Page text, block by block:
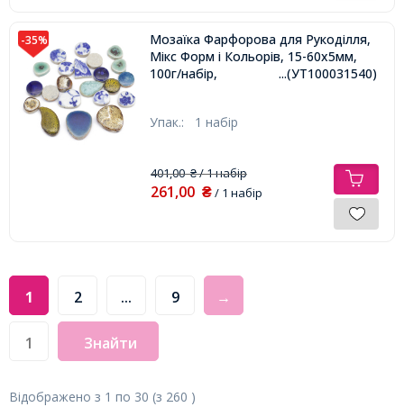
-35%
Мозаїка Фарфорова для Рукоділля,
Мікс Форм і Кольорів, 15-60х5мм,
100г/набір,
...(УТ100031540)
Упак.: 1 набір
401,00₴/ 1 набір
261,00 ₴/ 1 набір
1 2 ... 9 →
Знайти
Відображено з 1 по 30 (з 260 )